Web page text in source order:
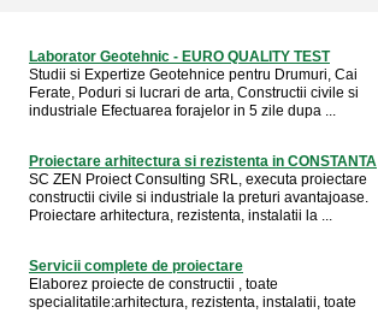
Laborator Geotehnic - EURO QUALITY TEST
Studii si Expertize Geotehnice pentru Drumuri, Cai
Ferate, Poduri si lucrari de arta, Constructii civile si
industriale Efectuarea forajelor in 5 zile dupa ...
Proiectare arhitectura si rezistenta in CONSTANTA
SC ZEN Proiect Consulting SRL, executa proiectare
constructii civile si industriale la preturi avantajoase.
Proiectare arhitectura, rezistenta, instalatii la ...
Servicii complete de proiectare
Elaborez proiecte de constructii , toate
specialitatile:arhitectura, rezistenta, instalatii, toate